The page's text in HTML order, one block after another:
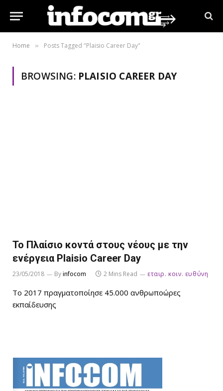
Home » Posts Tagged "Plaisio Career Day"
BROWSING: PLAISIO CAREER DAY
Το Πλαίσιο κοντά στους νέους με την
ενέργεια Plaisio Career Day
23/05/2018 Byinfocom 2 Mins Read εταιρ. κοιν. ευθύνη
Το 2017 πραγματοποίησε 45.000 ανθρωποώρες
εκπαίδευσης